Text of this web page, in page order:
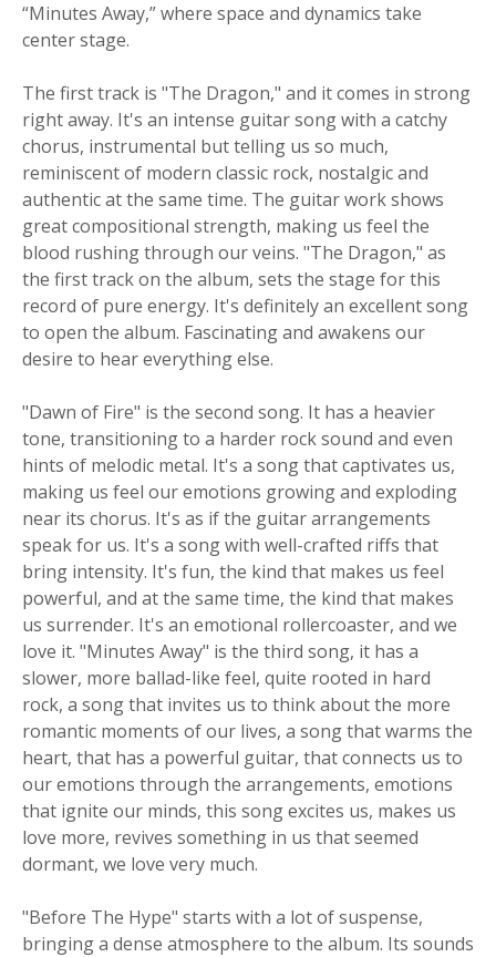
“Minutes Away,” where space and dynamics take
center stage.
The first track is "The Dragon," and it comes in strong
right away. It's an intense guitar song with a catchy
chorus, instrumental but telling us so much,
reminiscent of modern classic rock, nostalgic and
authentic at the same time. The guitar work shows
great compositional strength, making us feel the
blood rushing through our veins. "The Dragon," as
the first track on the album, sets the stage for this
record of pure energy. It's definitely an excellent song
to open the album. Fascinating and awakens our
desire to hear everything else.
"Dawn of Fire" is the second song. It has a heavier
tone, transitioning to a harder rock sound and even
hints of melodic metal. It's a song that captivates us,
making us feel our emotions growing and exploding
near its chorus. It's as if the guitar arrangements
speak for us. It's a song with well-crafted riffs that
bring intensity. It's fun, the kind that makes us feel
powerful, and at the same time, the kind that makes
us surrender. It's an emotional rollercoaster, and we
love it. "Minutes Away" is the third song, it has a
slower, more ballad-like feel, quite rooted in hard
rock, a song that invites us to think about the more
romantic moments of our lives, a song that warms the
heart, that has a powerful guitar, that connects us to
our emotions through the arrangements, emotions
that ignite our minds, this song excites us, makes us
love more, revives something in us that seemed
dormant, we love very much.
"Before The Hype" starts with a lot of suspense,
bringing a dense atmosphere to the album. Its sounds